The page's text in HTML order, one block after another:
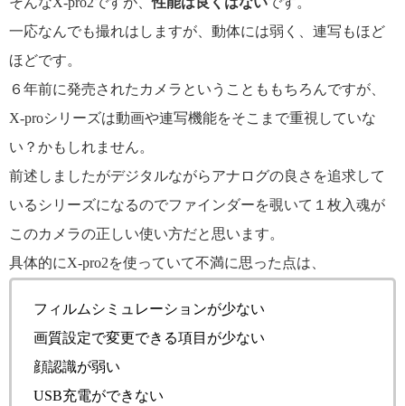
一応なんでも撮れはしますが、動体には弱く、連写もほど
ほどです。
６年前に発売されたカメラということももちろんですが、
X-proシリーズは動画や連写機能をそこまで重視していな
い？かもしれません。
前述しましたがデジタルながらアナログの良さを追求して
いるシリーズになるのでファインダーを覗いて１枚入魂が
このカメラの正しい使い方だと思います。
具体的にX-pro2を使っていて不満に思った点は、
フィルムシミュレーションが少ない
画質設定で変更できる項目が少ない
顔認識が弱い
USB充電ができない